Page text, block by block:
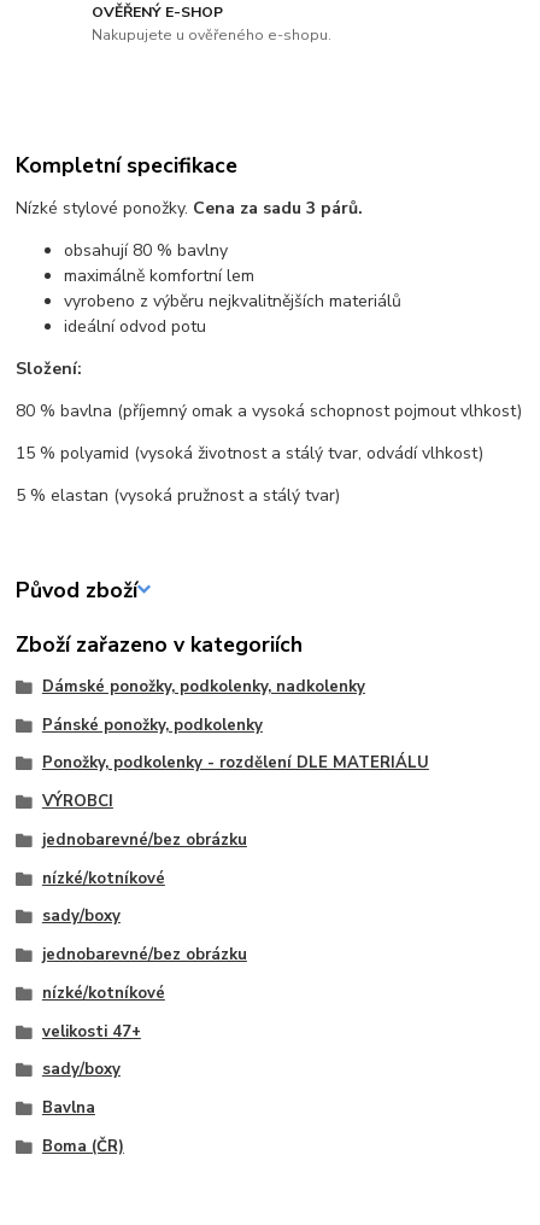
OVĚŘENÝ E-SHOP
Nakupujete u ověřeného e-shopu.
Kompletní specifikace
Nízké stylové ponožky. Cena za sadu 3 párů.
obsahují 80 % bavlny
maximálně komfortní lem
vyrobeno z výběru nejkvalitnějších materiálů
ideální odvod potu
Složení:
80 % bavlna (příjemný omak a vysoká schopnost pojmout vlhkost)
15 % polyamid (vysoká životnost a stálý tvar, odvádí vlhkost)
5 % elastan (vysoká pružnost a stálý tvar)
Původ zboží
Zboží zařazeno v kategoriích
Dámské ponožky, podkolenky, nadkolenky
Pánské ponožky, podkolenky
Ponožky, podkolenky - rozdělení DLE MATERIÁLU
VÝROBCI
jednobarevné/bez obrázku
nízké/kotníkové
sady/boxy
jednobarevné/bez obrázku
nízké/kotníkové
velikosti 47+
sady/boxy
Bavlna
Boma (ČR)